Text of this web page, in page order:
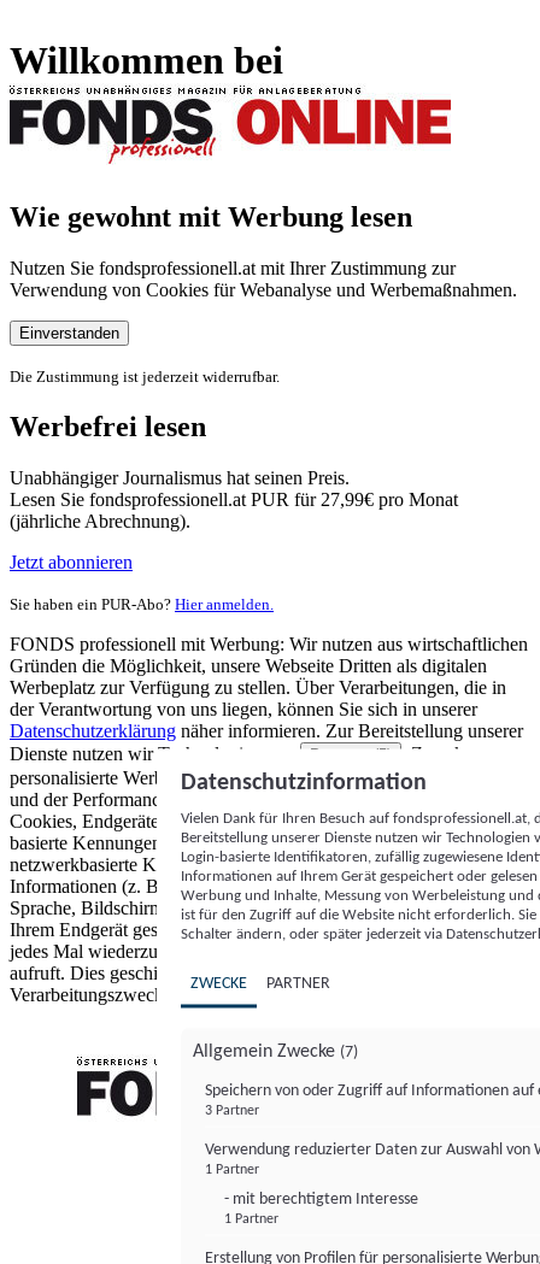
Willkommen bei
Wie gewohnt mit Werbung lesen
Nutzen Sie fondsprofessionell.at mit Ihrer Zustimmung zur
Verwendung von Cookies für Webanalyse und Werbemaßnahmen.
Einverstanden
Die Zustimmung ist jederzeit widerrufbar.
Werbefrei lesen
Unabhängiger Journalismus hat seinen Preis.
Lesen Sie fondsprofessionell.at PUR für 27,99€ pro Monat
(jährliche Abrechnung).
Jetzt abonnieren
Sie haben ein PUR-Abo? Hier anmelden.
FONDS professionell mit Werbung: Wir nutzen aus wirtschaftlichen
Gründen die Möglichkeit, unsere Webseite Dritten als digitalen
Werbeplatz zur Verfügung zu stellen. Über Verarbeitungen, die in
der Verantwortung von uns liegen, können Sie sich in unserer
Datenschutzerklärung näher informieren. Zur Bereitstellung unserer
Dienste nutzen wir Technologien von
Partnern (5)
. Zwecke:
personalisierte Werbung und Inhalte, Messung von Werbeleistung
und der Performance von Inhalten sowie Zielgruppenforschung.
Cookies, Endgeräte- oder ähnliche Online-Kennungen (z. B. login-
basierte Kennungen, zufällig generierte Kennungen,
netzwerkbasierte Kennungen) können zusammen mit anderen
Informationen (z. B. Browsertyp und Browserinformationen,
Sprache, Bildschirmgröße, unterstützte Technologien usw.) auf
Ihrem Endgerät gespeichert oder von dort ausgelesen werden, um es
jedes Mal wiederzuerkennen, wenn es eine App oder einer Webseite
aufruft. Dies geschieht für einen oder mehrere der hier aufgeführten
Verarbeitungszwecke.
Datenschutzinformation
Vielen Dank für Ihren Besuch auf
Bereitstellung unserer Dienste nutzen wir Technologien
Login-basierte Identifikatoren, zufällig zugewiesene
Informationen auf Ihrem Gerät gespeichert oder
Werbung und Inhalte, Messung von Werbeleistung
ist für den Zugriff auf die Website nicht erforderlich.
Schalter ändern, oder später jederzeit via
ZWECKE PARTNER
Allgemein Zwecke (7)
Speichern von oder Zugriff auf Informationen auf
3 Partner
Verwendung reduzierter Daten zur Auswahl von
1 Partner
- mit berechtigtem Interesse
1 Partner
Erstellung von Profilen für personalisierte
FONDS professionell